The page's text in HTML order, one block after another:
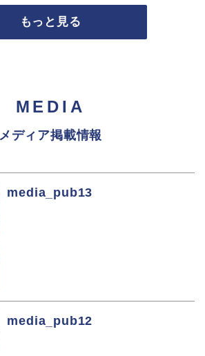
もっと見る
MEDIA
メディア掲載情報
media_pub13
media_pub12